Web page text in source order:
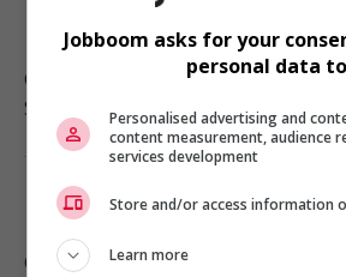
Gaspé
Santé
Infirmières et infirmiers
Gaspé, QC
Jobboom asks for your
personal data
Personalised advertising and
content measurement, audience
services development
Store and/or access information
Learn more